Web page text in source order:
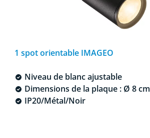
1 spot orientable IMAGEO
Niveau de blanc ajustable
Dimensions de la plaque : Ø 8 cm
IP20/Métal/Noir